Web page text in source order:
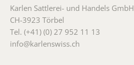
Karlen Sattlerei- und Handels GmbH
CH-3923 Törbel
Tel. (+41) (0) 27 952 11 13
info@karlenswiss.ch